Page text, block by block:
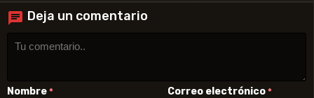
Deja un comentario
Nombre * Correo electrónico *